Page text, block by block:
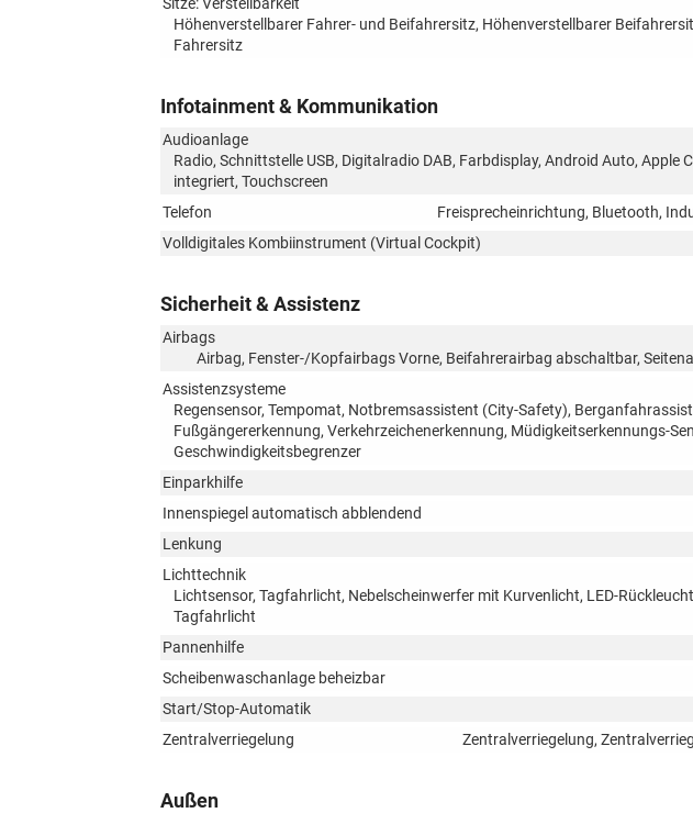
Höhenverstellbarer Fahrer- und Beifahrersitz, Höhenverstellbarer
Fahrersitz
Infotainment & Kommunikation
Audioanlage
Radio, Schnittstelle USB, Digitalradio DAB, Farbdisplay, Android Auto, Apple
integriert, Touchscreen
Telefon
Freisprecheinrichtung, Bluetooth,
Volldigitales Kombiinstrument (Virtual Cockpit)
Sicherheit & Assistenz
Airbags
Airbag, Fenster-/Kopfairbags Vorne, Beifahrerairbag abschaltbar,
Assistenzsysteme
Regensensor, Tempomat, Notbremsassistent (City-Safety),
Fußgängererkennung, Verkehrzeichenerkennung, Müdigkeitserkennungs-
Geschwindigkeitsbegrenzer
Einparkhilfe
Innenspiegel automatisch abblendend
Lenkung
Lichttechnik
Lichtsensor, Tagfahrlicht, Nebelscheinwerfer mit Kurvenlicht, LED-
Tagfahrlicht
Pannenhilfe
Scheibenwaschanlage beheizbar
Start/Stop-Automatik
Zentralverriegelung
Zentralverriegelung,
Außen